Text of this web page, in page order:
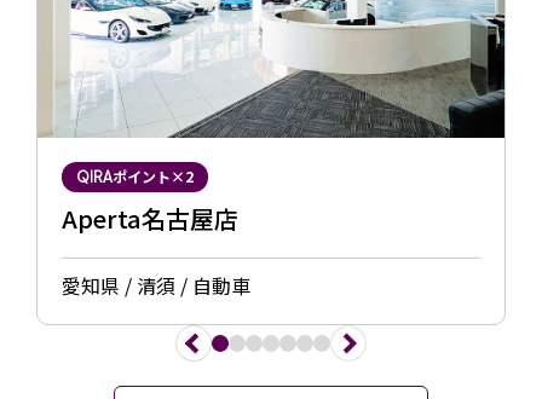
QIRAポイント×2
Aperta名古屋店
愛知県 / 清須 / 自動車
1 2 3 4 5 6 7